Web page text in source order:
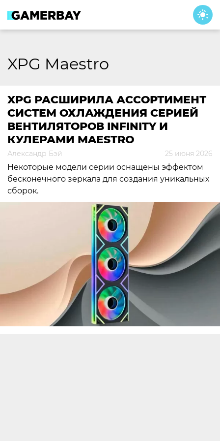
content
XPG Maestro
XPG РАСШИРИЛА АССОРТИМЕНТ
СИСТЕМ ОХЛАЖДЕНИЯ СЕРИЕЙ
ВЕНТИЛЯТОРОВ INFINITY И
КУЛЕРАМИ MAESTRO
Александр Бэй 25 июня 2026
Некоторые модели серии оснащены эффектом
бесконечного зеркала для создания уникальных
сборок.